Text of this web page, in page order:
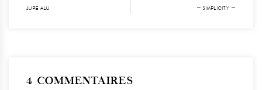
JUPE ALU
— SIMPLICITY —
4 COMMENTAIRES